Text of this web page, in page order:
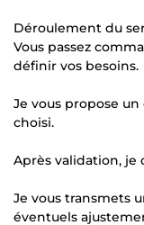
Déroulement du
Vous passez
définir vos besoins.
Je vous propose
choisi.
Après validation, je
Je vous transmets
éventuels